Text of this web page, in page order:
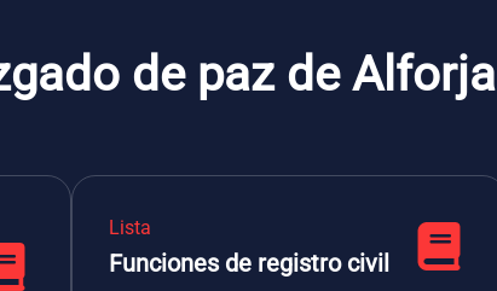
de paz de Alforja
Lista
Funciones de registro civil